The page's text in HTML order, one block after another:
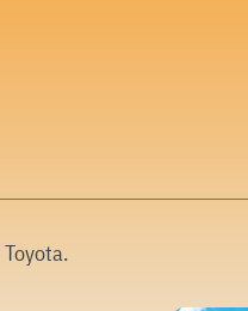
Toyota.